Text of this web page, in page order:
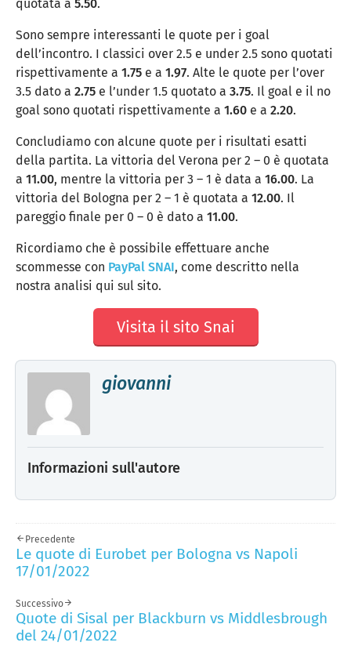
quotata a 5.50.
Sono sempre interessanti le quote per i goal
dell’incontro. I classici over 2.5 e under 2.5 sono quotati
rispettivamente a 1.75 e a 1.97. Alte le quote per l’over
3.5 dato a 2.75 e l’under 1.5 quotato a 3.75. Il goal e il no
goal sono quotati rispettivamente a 1.60 e a 2.20.
Concludiamo con alcune quote per i risultati esatti
della partita. La vittoria del Verona per 2 – 0 è quotata
a 11.00, mentre la vittoria per 3 – 1 è data a 16.00. La
vittoria del Bologna per 2 – 1 è quotata a 12.00. Il
pareggio finale per 0 – 0 è dato a 11.00.
Ricordiamo che è possibile effettuare anche
scommesse con PayPal SNAI, come descritto nella
nostra analisi qui sul sito.
Visita il sito Snai
giovanni
Informazioni sull'autore
Precedente
Le quote di Eurobet per Bologna vs Napoli
17/01/2022
Successivo
Quote di Sisal per Blackburn vs Middlesbrough
del 24/01/2022